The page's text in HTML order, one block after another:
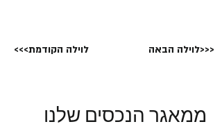
<<<לוילה הקודמת לוילה הבאה>>>
ממאגר הנכסים שלנו